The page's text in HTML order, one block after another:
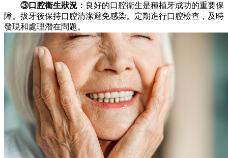
③口腔衛生狀況： 良好的口腔衛生是種植牙成功的重要保
障。拔牙後保持口腔清潔避免感染。定期進行口腔檢查，及時
發現和處理潛在問題。